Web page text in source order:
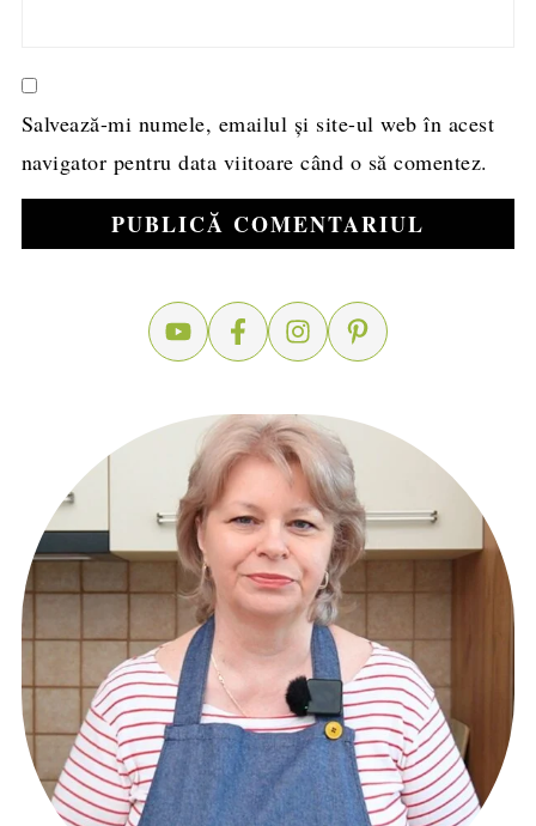
Salvează-mi numele, emailul și site-ul web în acest
navigator pentru data viitoare când o să comentez.